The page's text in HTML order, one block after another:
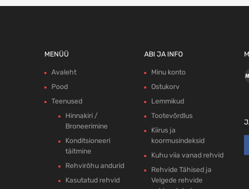
MENÜÜ
Avaleht
Pood
Teenused
Hinnakiri /
Broneerimine
Konditsioneeri
täitmine
Rehvirõhu andurid
Kasutatud rehvid
ABI JA INFO
Minu konto
Ostukorv
Lemmikud
Tootevõrdlus
Kiirus ja
koormusindeksid
Kuhu viia vanad rehvid
Rehvide Tähised ja
Velgede rehvide